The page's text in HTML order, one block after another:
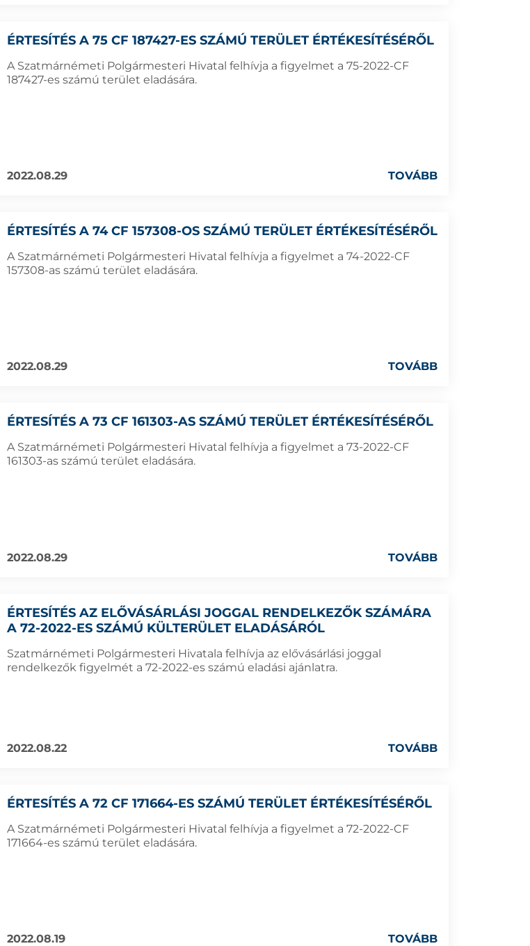
ÉRTESÍTÉS A 75 CF 187427-ES SZÁMÚ TERÜLET ÉRTÉKESÍTÉSÉRŐL
A Szatmárnémeti Polgármesteri Hivatal felhívja a figyelmet a 75-2022-CF
187427-es számú terület eladására.
2022.08.29 TOVÁBB
ÉRTESÍTÉS A 74 CF 157308-OS SZÁMÚ TERÜLET ÉRTÉKESÍTÉSÉRŐL
A Szatmárnémeti Polgármesteri Hivatal felhívja a figyelmet a 74-2022-CF
157308-as számú terület eladására.
2022.08.29 TOVÁBB
ÉRTESÍTÉS A 73 CF 161303-AS SZÁMÚ TERÜLET ÉRTÉKESÍTÉSÉRŐL
A Szatmárnémeti Polgármesteri Hivatal felhívja a figyelmet a 73-2022-CF
161303-as számú terület eladására.
2022.08.29 TOVÁBB
ÉRTESÍTÉS AZ ELŐVÁSÁRLÁSI JOGGAL RENDELKEZŐK SZÁMÁRA
A 72-2022-ES SZÁMÚ KÜLTERÜLET ELADÁSÁRÓL
Szatmárnémeti Polgármesteri Hivatala felhívja az elővásárlási joggal
rendelkezők figyelmét a 72-2022-es számú eladási ajánlatra.
2022.08.22 TOVÁBB
ÉRTESÍTÉS A 72 CF 171664-ES SZÁMÚ TERÜLET ÉRTÉKESÍTÉSÉRŐL
A Szatmárnémeti Polgármesteri Hivatal felhívja a figyelmet a 72-2022-CF
171664-es számú terület eladására.
2022.08.19 TOVÁBB